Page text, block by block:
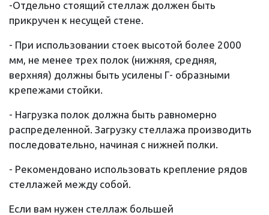
-Отдельно стоящий стеллаж должен быть
прикручен к несущей стене.
- При использовании стоек высотой более 2000
мм, не менее трех полок (нижняя, средняя,
верхняя) должны быть усилены Г- образными
крепежами стойки.
- Нагрузка полок должна быть равномерно
распределенной. Загрузку стеллажа производить
последовательно, начиная с нижней полки.
- Рекомендовано использовать крепление рядов
стеллажей между собой.
Если вам нужен стеллаж большей